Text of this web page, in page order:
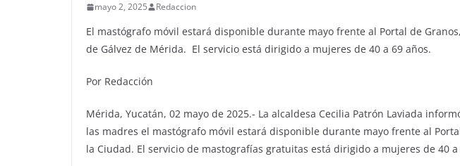
mayo 2, 2025 Redaccion
El mastógrafo móvil estará disponible durante mayo frente al Portal de
de Gálvez de Mérida. El servicio está dirigido a mujeres de 40 a 69 años.
Por Redacción
Mérida, Yucatán, 02 mayo de 2025.- La alcaldesa Cecilia Patrón Laviada
las madres el mastógrafo móvil estará disponible durante mayo frente al
la Ciudad. El servicio de mastografías gratuitas está dirigido a mujeres de 40 a